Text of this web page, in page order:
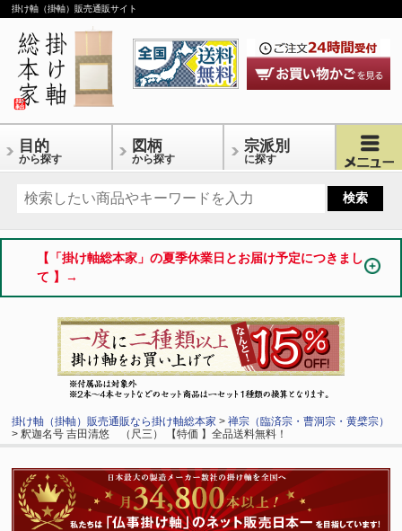
掛け軸（掛軸）販売通販サイト
目的
から探す
図柄
から探す
宗派別
に探す
【「掛け軸総本家」の夏季休業日とお届け予定につきまし
て 】→
掛け軸（掛軸）販売通販なら掛け軸総本家 >禅宗（臨済宗・曹洞宗・黄檗宗）
> 釈迦名号 吉田清悠 （尺三） 【特価 】全品送料無料！